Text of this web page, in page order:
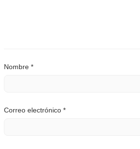
Nombre *
Correo electrónico *